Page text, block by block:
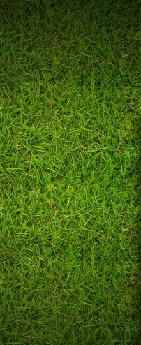
Ga
direct
naar
de
hoofdinhoud